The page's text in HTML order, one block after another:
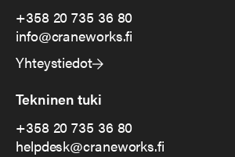
+358 20 735 36 80
info@craneworks.fi
Yhteystiedot
Tekninen tuki
+358 20 735 36 80
helpdesk@craneworks.fi